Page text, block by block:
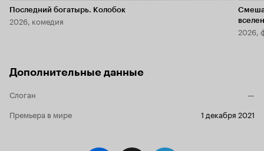
Последний богатырь. Колобок
2026, комедия
2026,
Дополнительные данные
Слоган
—
Премьера в мире
1 декабря 2021